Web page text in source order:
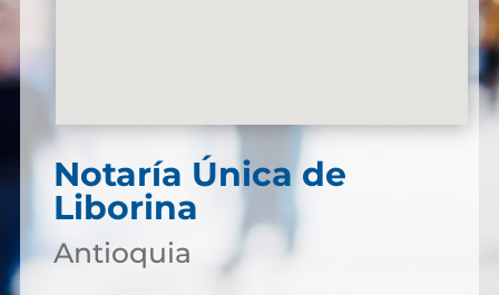
Notaría Única de
Liborina
Antioquia